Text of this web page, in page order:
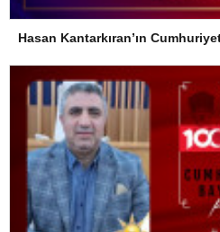
Hasan Kantarkıran’ın